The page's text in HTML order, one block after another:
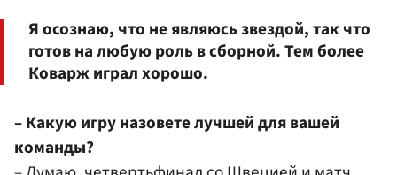
Я осознаю, что не являюсь звездой, так что
готов на любую роль в сборной. Тем более
Коварж играл хорошо.
– Какую игру назовете лучшей для вашей
команды?